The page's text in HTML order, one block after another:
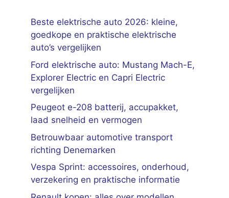
Beste elektrische auto 2026: kleine,
goedkope en praktische elektrische
auto’s vergelijken
Ford elektrische auto: Mustang Mach-E,
Explorer Electric en Capri Electric
vergelijken
Peugeot e-208 batterij, accupakket,
laad snelheid en vermogen
Betrouwbaar automotive transport
richting Denemarken
Vespa Sprint: accessoires, onderhoud,
verzekering en praktische informatie